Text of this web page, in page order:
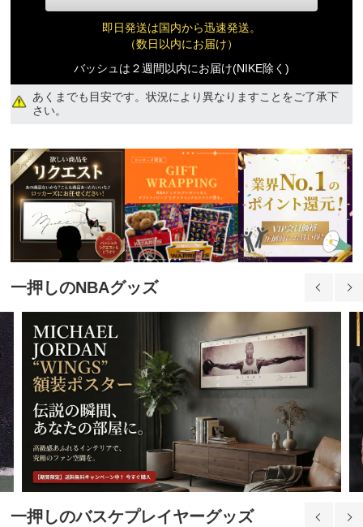
即日発送は国内から迅速発送。
（数日以内にお届け）
バッシュは２週間以内にお届け(NIKE除く)
あくまでも目安です。状況により異なりますことをご了承下
さい。
一押しのNBAグッズ
一押しのバスケプレイヤーグッズ
11,290円(税込)
11,290円(税込)